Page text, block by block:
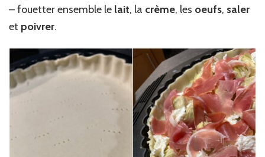
– fouetter ensemble le lait, la crème, les oeufs, saler
et poivrer.